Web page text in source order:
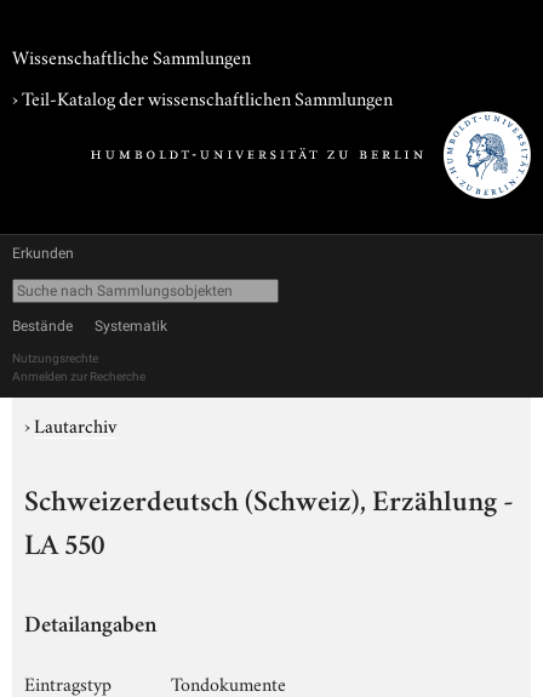
Wissenschaftliche Sammlungen
› Teil-Katalog der wissenschaftlichen Sammlungen
Erkunden
Bestände Systematik
Nutzungsrechte
Anmelden zur Recherche
›Lautarchiv
Schweizerdeutsch (Schweiz), Erzählung -
LA 550
Detailangaben
Eintragstyp
Tondokumente